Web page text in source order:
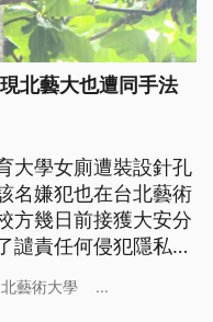
北藝大也遭同手法
大學女廁遭裝設針孔
名嫌犯也在台北藝術
方幾日前接獲大安分
譴責任何侵犯隱私及
藝術大學 ...